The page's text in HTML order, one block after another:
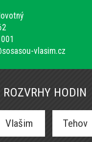
vlasim.cz
ROZVRHY HODIN
Vlašim Tehov